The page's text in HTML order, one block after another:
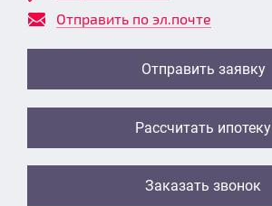
Отправить по эл.почте
Отправить заявку
Рассчитать ипотеку
Заказать звонок